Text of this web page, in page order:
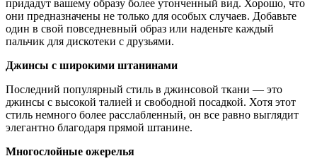
придадут вашему образу более утонченный вид. Хорошо, что
они предназначены не только для особых случаев. Добавьте
один в свой повседневный образ или наденьте каждый
пальчик для дискотеки с друзьями.
Джинсы с широкими штанинами
Последний популярный стиль в джинсовой ткани — это
джинсы с высокой талией и свободной посадкой. Хотя этот
стиль немного более расслабленный, он все равно выглядит
элегантно благодаря прямой штанине.
Многослойные ожерелья